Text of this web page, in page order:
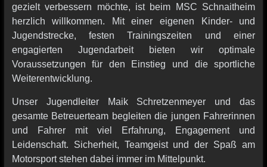
gezielt verbessern möchte, ist beim MSC Schnaitheim
herzlich willkommen. Mit einer eigenen Kinder- und
Jugendstrecke, festen Trainingszeiten und einer
engagierten Jugendarbeit bieten wir optimale
Voraussetzungen für den Einstieg und die sportliche
Weiterentwicklung.
Unser Jugendleiter Maik Schretzenmeyer und das
gesamte Betreuerteam begleiten die jungen Fahrerinnen
und Fahrer mit viel Erfahrung, Engagement und
Leidenschaft. Sicherheit, Teamgeist und der Spaß am
Motorsport stehen dabei immer im Mittelpunkt.